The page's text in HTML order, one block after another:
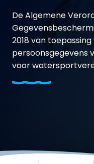
De Algemene
2018 van
persoonsgegevens
voor